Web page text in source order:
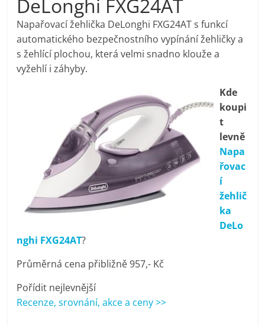
pračky,
televize,
notebooky,
mobilní
telefony,
kávovary,
bazény
Nejlepší
elektronika
Elektro
OK,
DeLonghi FXG24AT
Napařovací žehlička DeLonghi FXG24AT s funkcí
automatického bezpečnostního vypínání žehličky a
s žehlící plochou, která velmi snadno klouže a
vyžehlí i záhyby.
Kde
koupi
t
levně
Napa
řovac
í
žehlič
ka
DeLo
nghi FXG24AT?
Průměrná cena přibližně 957,- Kč
Pořídit nejlevnější
Recenze, srovnání, akce a ceny >>